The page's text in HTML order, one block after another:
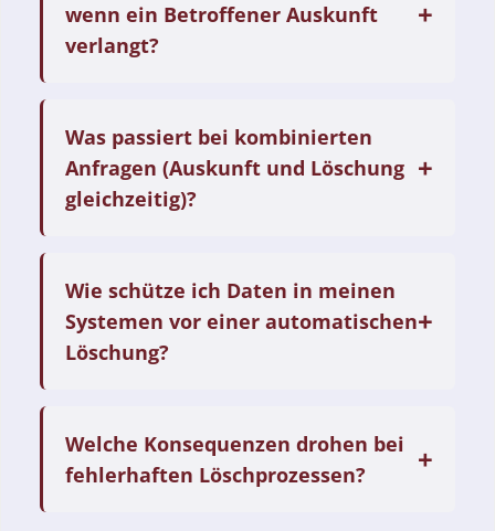
wenn ein Betroffener Auskunft
verlangt?
Was passiert bei kombinierten
Anfragen (Auskunft und Löschung
gleichzeitig)?
Wie schütze ich Daten in meinen
Systemen vor einer automatischen
Löschung?
Welche Konsequenzen drohen bei
fehlerhaften Löschprozessen?